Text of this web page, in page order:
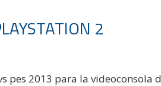
2
pes 2013 para la videoconsola